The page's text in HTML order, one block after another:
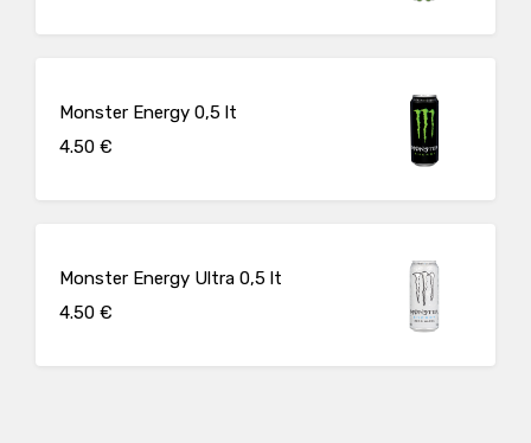
Monster Energy 0,5 lt
4.50 €
Monster Energy Ultra 0,5 lt
4.50 €